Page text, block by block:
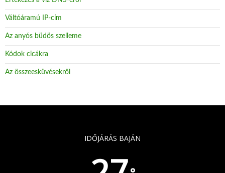
Váltóáramú IP-cím
Az anyós büdös szelleme
Kódok cicákra
Az összeesküvésekről
IDŐJÁRÁS BAJÁN